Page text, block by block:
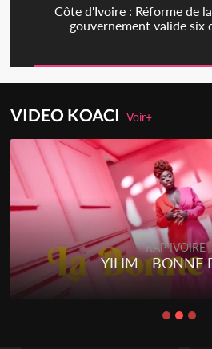
Côte d'Ivoire : Réforme de
gouvernement valide six
VIDEO KOACIVoir+
RAP IVOIRE
YILIM - BONNE